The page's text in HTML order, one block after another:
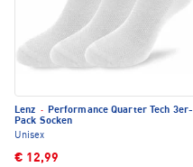
Lenz ·
Performance Quarter Tech 3er-
Pack Socken
Unisex
€ 12,99